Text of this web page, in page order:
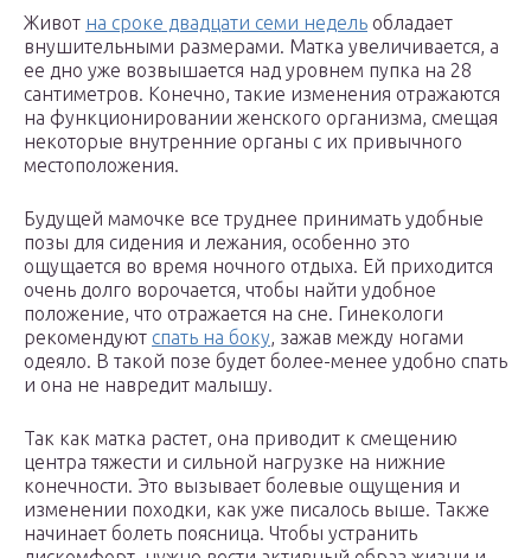
Живот на сроке двадцати семи недель обладает
внушительными размерами. Матка увеличивается, а
ее дно уже возвышается над уровнем пупка на 28
сантиметров. Конечно, такие изменения отражаются
на функционировании женского организма, смещая
некоторые внутренние органы с их привычного
местоположения.
Будущей мамочке все труднее принимать удобные
позы для сидения и лежания, особенно это
ощущается во время ночного отдыха. Ей приходится
очень долго ворочается, чтобы найти удобное
положение, что отражается на сне. Гинекологи
рекомендуют спать на боку, зажав между ногами
одеяло. В такой позе будет более-менее удобно спать
и она не навредит малышу.
Так как матка растет, она приводит к смещению
центра тяжести и сильной нагрузке на нижние
конечности. Это вызывает болевые ощущения и
изменении походки, как уже писалось выше. Также
начинает болеть поясница. Чтобы устранить